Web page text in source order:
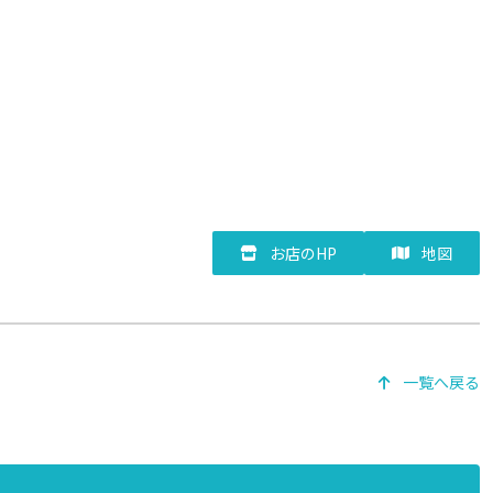
お店のHP 地図
一覧へ戻る